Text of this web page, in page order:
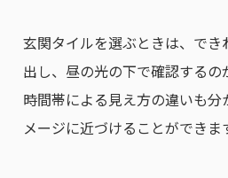
玄関タイルを選ぶときは、で
出し、昼の光の下で確認するの
時間帯による見え方の違いも
メージに近づけることができま